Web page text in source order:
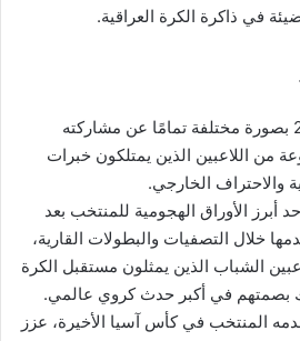
في ذاكرة الكرة العراقية.
يدخل العراق مونديال 2026 بصورة مختلفة تمامًا عن مشاركته
من اللاعبين الذين يمتلكون خبرات
والاحتراف الخارجي.
أبرز الأوراق الهجومية للمنتخب بعد
خلال التصفيات والبطولات القارية،
الشباب الذين يمثلون مستقبل الكرة
بصمتهم في أكبر حدث كروي عالمي.
المنتخب في كأس آسيا الأخيرة، عزز